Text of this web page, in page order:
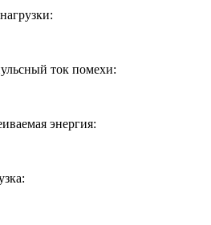
ток помехи:
энергия: